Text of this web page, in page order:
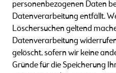
personenbezogenen Daten
Datenverarbeitung entfällt.
Löschersuchen geltend
Datenverarbeitung
gelöscht, sofern wir keine
Gründe für die Speicherung